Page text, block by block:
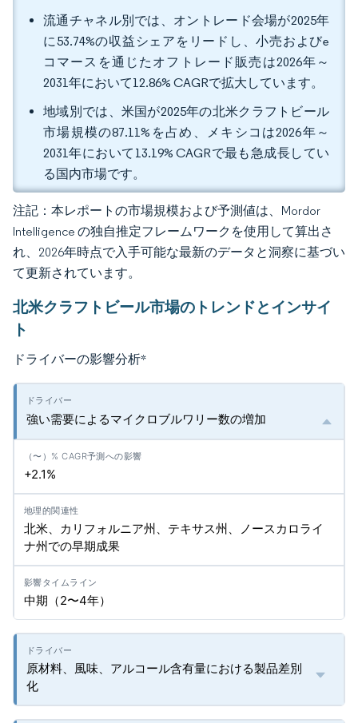
流通チャネル別では、オントレード会場が2025年
に53.74%の収益シェアをリードし、小売およびe
コマースを通じたオフトレード販売は2026年～
2031年において12.86% CAGRで拡大しています。
地域別では、米国が2025年の北米クラフトビール
市場規模の87.11%を占め、メキシコは2026年～
2031年において13.19% CAGRで最も急成長してい
る国内市場です。
注記：本レポートの市場規模および予測値は、Mordor
Intelligence の独自推定フレームワークを使用して算出さ
れ、2026年時点で入手可能な最新のデータと洞察に基づい
て更新されています。
北米クラフトビール市場のトレンドとインサイ
ト
ドライバーの影響分析*
強い需要によるマイクロブルワリー数の増加
+2.1%
北米、カリフォルニア州、テキサス州、ノースカロライ
ナ州での早期成果
中期（2〜4年）
原材料、風味、アルコール含有量における製品差別
化